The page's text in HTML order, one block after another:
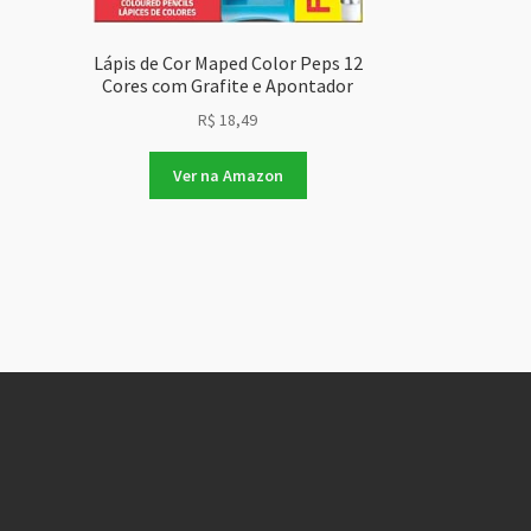
Lápis de Cor Maped Color Peps 12
Cores com Grafite e Apontador
R$ 18,49
Ver na Amazon